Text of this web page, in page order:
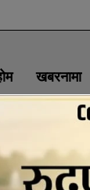
खबरनामा